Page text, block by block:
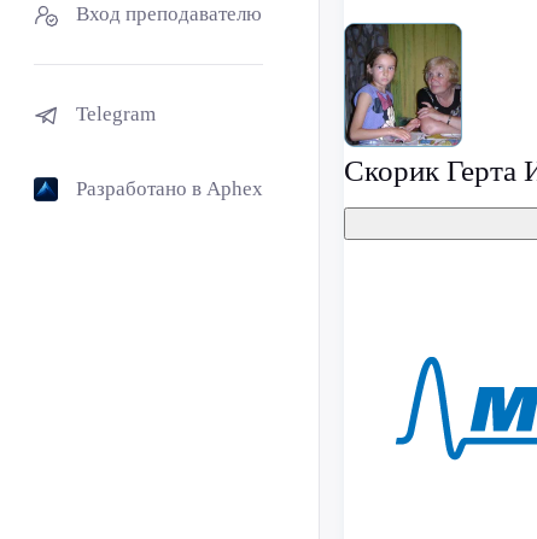
Вход преподавателю
Telegram
Разработано в Aphex
Скорик Герта